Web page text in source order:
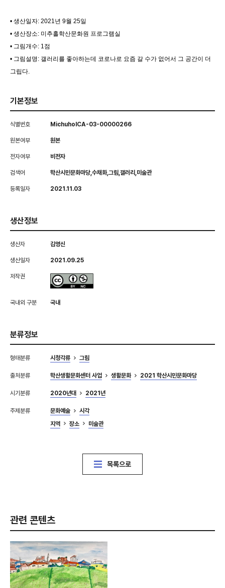
• 생산일자: 2021년 9월 25일
• 생산장소: 미추홀학산문화원 프로그램실
• 그림개수: 1점
• 그림설명: 갤러리를 좋아하는데 코로나로 요즘 갈 수가 없어서 그 공간이 더
그립다.
기본정보
식별번호 MichuholCA-03-00000266
원본여부 원본
전자여부 비전자
검색어 학산시민문화마당,수채화,그림,갤러리,미술관
등록일자 2021.11.03
생산정보
생산자 김영신
생산일자 2021.09.25
저작권
국내외 구분 국내
분류정보
형태분류 시청각류 그림
출처분류 학산생활문화센터 사업 생활문화 2021 학산시민문화마당
시기분류 2020년대 2021년
주제분류 문화예술
시각
지역
장소 미술관
목록으로
관련 콘텐츠